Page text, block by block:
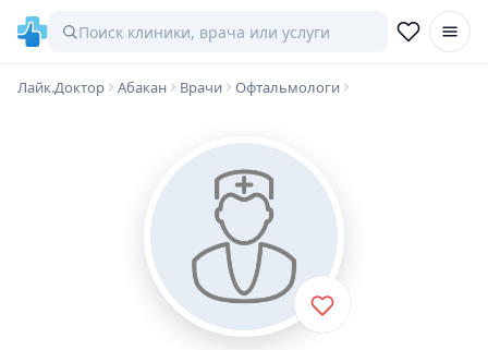
Лайк.Доктор Абакан Врачи Офтальмологи